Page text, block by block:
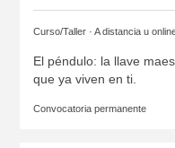
Curso/Taller · A distancia u
El péndulo: la llave
que ya viven en ti.
Convocatoria permanente